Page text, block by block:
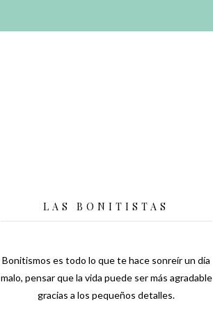
LAS BONITISTAS
Bonitismos es todo lo que te hace sonreír un día
malo, pensar que la vida puede ser más agradable
gracias a los pequeños detalles.